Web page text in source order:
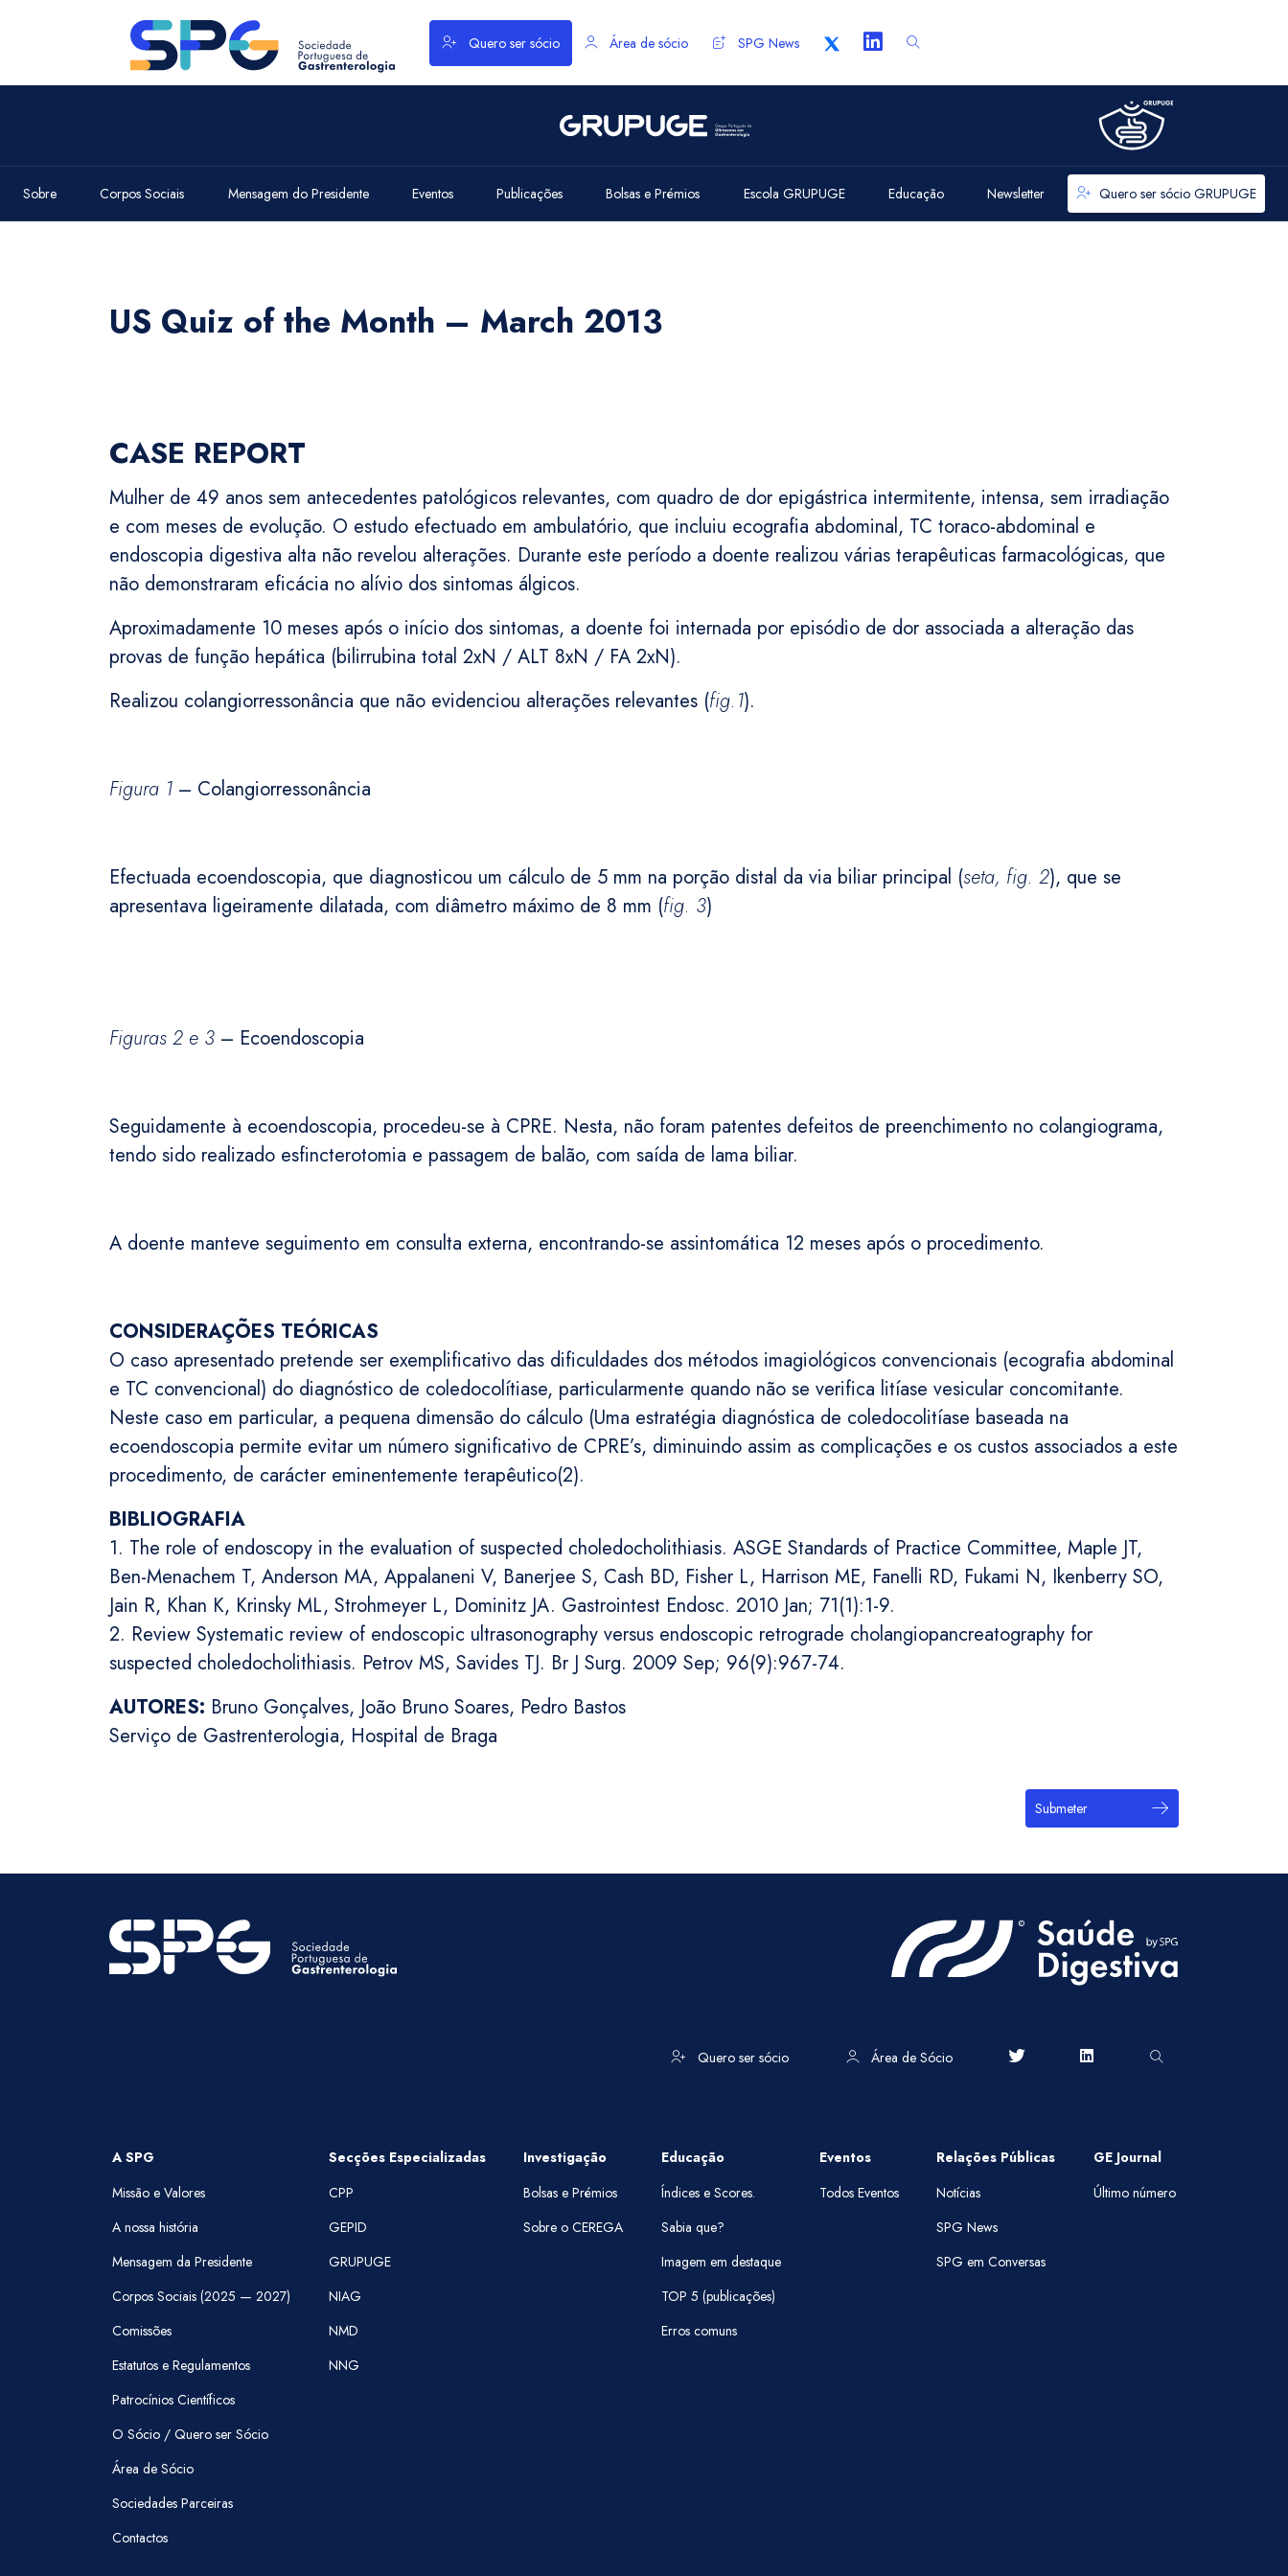
Quero ser sócio Área de sócio SPG News
Sobre Corpos Sociais Mensagem do Presidente Eventos Publicações Bolsas e Prémios Escola GRUPUGE Educação Newsletter Quero ser sócio GRUPUGE
US Quiz of the Month – March 2013
CASE REPORT
Mulher de 49 anos sem antecedentes patológicos relevantes, com quadro de dor epigástrica intermitente, intensa, sem irradiação
e com meses de evolução. O estudo efectuado em ambulatório, que incluiu ecografia abdominal, TC toraco-abdominal e
endoscopia digestiva alta não revelou alterações. Durante este período a doente realizou várias terapêuticas farmacológicas, que
não demonstraram eficácia no alívio dos sintomas álgicos.
Aproximadamente 10 meses após o início dos sintomas, a doente foi internada por episódio de dor associada a alteração das
provas de função hepática (bilirrubina total 2xN / ALT 8xN / FA 2xN).
Realizou colangiorressonância que não evidenciou alterações relevantes (fig.1).
Figura 1 – Colangiorressonância
Efectuada ecoendoscopia, que diagnosticou um cálculo de 5 mm na porção distal da via biliar principal (seta, fig. 2), que se
apresentava ligeiramente dilatada, com diâmetro máximo de 8 mm (fig. 3)
Figuras 2 e 3 – Ecoendoscopia
Seguidamente à ecoendoscopia, procedeu-se à CPRE. Nesta, não foram patentes defeitos de preenchimento no colangiograma,
tendo sido realizado esfincterotomia e passagem de balão, com saída de lama biliar.
A doente manteve seguimento em consulta externa, encontrando-se assintomática 12 meses após o procedimento.
CONSIDERAÇÕES TEÓRICAS
O caso apresentado pretende ser exemplificativo das dificuldades dos métodos imagiológicos convencionais (ecografia abdominal
e TC convencional) do diagnóstico de coledocolítiase, particularmente quando não se verifica litíase vesicular concomitante.
Neste caso em particular, a pequena dimensão do cálculo (Uma estratégia diagnóstica de coledocolitíase baseada na
ecoendoscopia permite evitar um número significativo de CPRE’s, diminuindo assim as complicações e os custos associados a este
procedimento, de carácter eminentemente terapêutico(2).
BIBLIOGRAFIA
1. The role of endoscopy in the evaluation of suspected choledocholithiasis. ASGE Standards of Practice Committee, Maple JT,
Ben-Menachem T, Anderson MA, Appalaneni V, Banerjee S, Cash BD, Fisher L, Harrison ME, Fanelli RD, Fukami N, Ikenberry SO,
Jain R, Khan K, Krinsky ML, Strohmeyer L, Dominitz JA. Gastrointest Endosc. 2010 Jan; 71(1):1-9.
2. Review Systematic review of endoscopic ultrasonography versus endoscopic retrograde cholangiopancreatography for
suspected choledocholithiasis. Petrov MS, Savides TJ. Br J Surg. 2009 Sep; 96(9):967-74.
AUTORES: Bruno Gonçalves, João Bruno Soares, Pedro Bastos
Serviço de Gastrenterologia, Hospital de Braga
Submeter
Quero ser sócio Área de Sócio
A SPG
Missão e Valores
A nossa história
Mensagem da Presidente
Corpos Sociais (2025 — 2027)
Comissões
Estatutos e Regulamentos
Patrocínios Científicos
O Sócio / Quero ser Sócio
Área de Sócio
Sociedades Parceiras
Contactos
Secções Especializadas
CPP
GEPID
GRUPUGE
NIAG
NMD
NNG
Investigação
Bolsas e Prémios
Sobre o CEREGA
Educação
Índices e Scores.
Sabia que?
Imagem em destaque
TOP 5 (publicações)
Erros comuns
Eventos
Todos Eventos
Relações Públicas
Notícias
SPG News
SPG em Conversas
GE Journal
Último número